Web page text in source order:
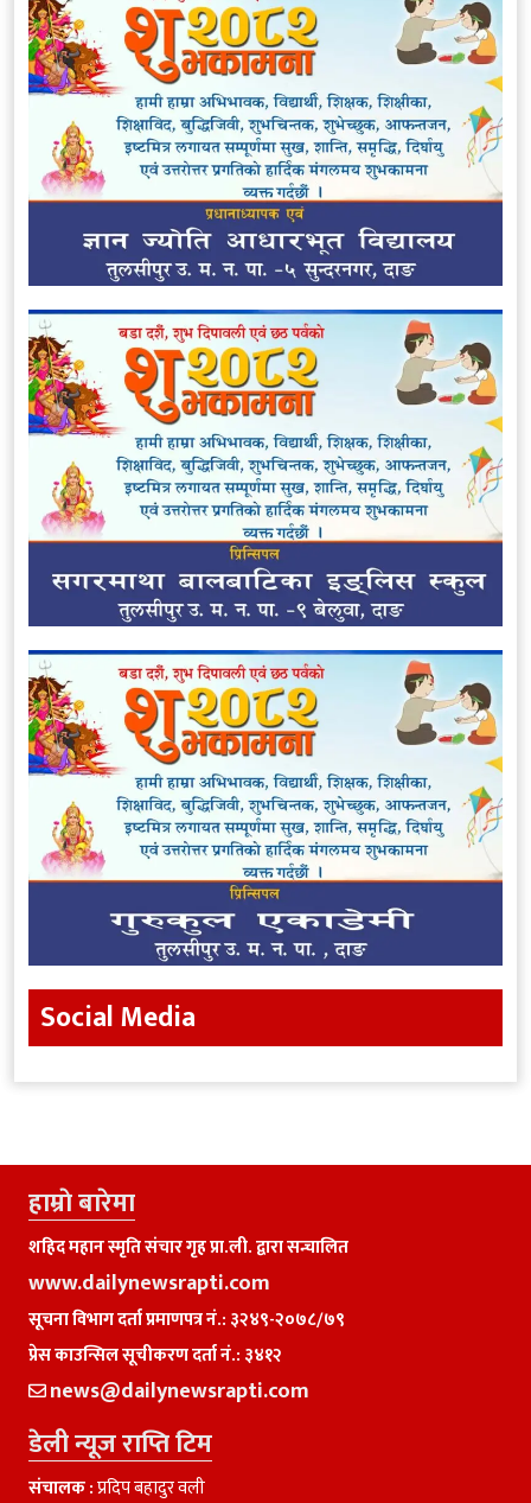
Social Media
हाम्राे बारेमा
शहिद महान स्मृति संचार गृह प्रा.ली. द्वारा सन्चालित
www.dailynewsrapti.com
सूचना विभाग दर्ता प्रमाणपत्र नं.: ३२४९-२०७८/७९
प्रेस काउन्सिल सूचीकरण दर्ता नं.: ३४१२
news@dailynewsrapti.com
डेली न्यूज राप्ति टिम
संचालक :प्रदिप बहादुर वली